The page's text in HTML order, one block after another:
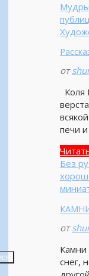
от
Коля
печи
Без
от
снег,